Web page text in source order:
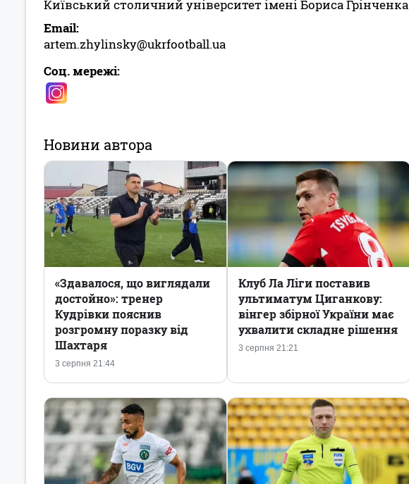
Київський столичний університет імені Бориса Грінченка
Email:
artem.zhylinsky@ukrfootball.ua
Соц. мережі:
Новини автора
3 серпня 21:44
«Здавалося, що виглядали
достойно»: тренер
Кудрівки пояснив
розгромну поразку від
Шахтаря
3 серпня 21:21
Клуб Ла Ліги поставив
ультиматум Циганкову:
вінгер збірної України має
ухвалити складне рішення